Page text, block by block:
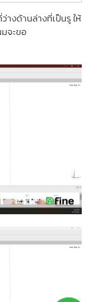
างด้านล่างที่เป็นรู ให้
จะขอ